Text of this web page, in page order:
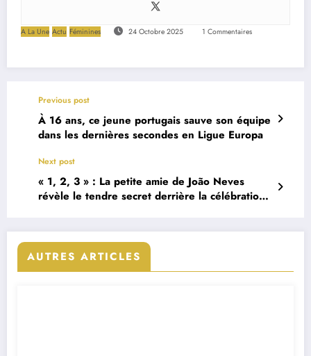
A La Une Actu Féminines 24 Octobre 2025 1 Commentaires
Previous post
À 16 ans, ce jeune portugais sauve son équipe
dans les dernières secondes en Ligue Europa
Next post
« 1, 2, 3 » : La petite amie de João Neves
révèle le tendre secret derrière la célébration
AUTRES ARTICLES